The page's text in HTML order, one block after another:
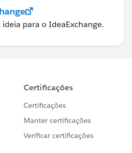
ideia para o IdeaExchange.